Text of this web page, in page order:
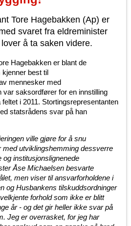
Tore Hagebakken (Ap) er
svaret fra eldreminister
å ta saken videre.
Hagebakken er blant de
best til
mennesker med
var saksordfører for en innstilling
i 2011. Stortingsrepresentanten
statsrådens svar på han
ville gjøre for å snu
med utviklingshemming dessverre
institusjonslignenede
Åse Michaelsen besvarte
men viser til ansvarforholdene i
og Husbankens tilskuddsordninger
forhold som ikke er blitt
år - og det gir heller ikke svar på
Jeg er overrasket, for jeg har